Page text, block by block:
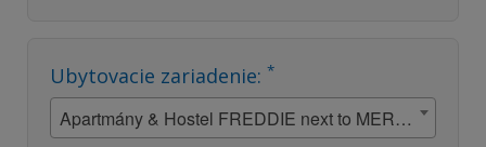
Ubytovacie zariadenie: *
Apartmány & Hostel FREDDIE next to MERCURY - Bratislava